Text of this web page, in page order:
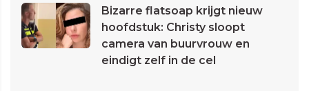
Bizarre flatsoap krijgt nieuw
hoofdstuk: Christy sloopt
camera van buurvrouw en
eindigt zelf in de cel